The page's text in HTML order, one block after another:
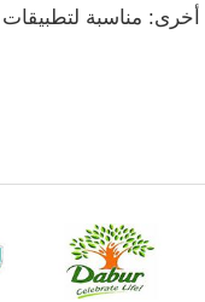
مناسبة لتطبيقات